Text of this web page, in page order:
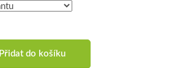
Přidat do košíku